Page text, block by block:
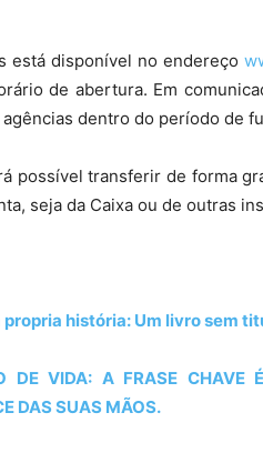
está disponível no endereço
de abertura. Em
dentro do período de
possível transferir de forma
seja da Caixa ou de outras
propria história: Um livro sem
DE VIDA: A FRASE CHAVE
DAS SUAS MÃOS.